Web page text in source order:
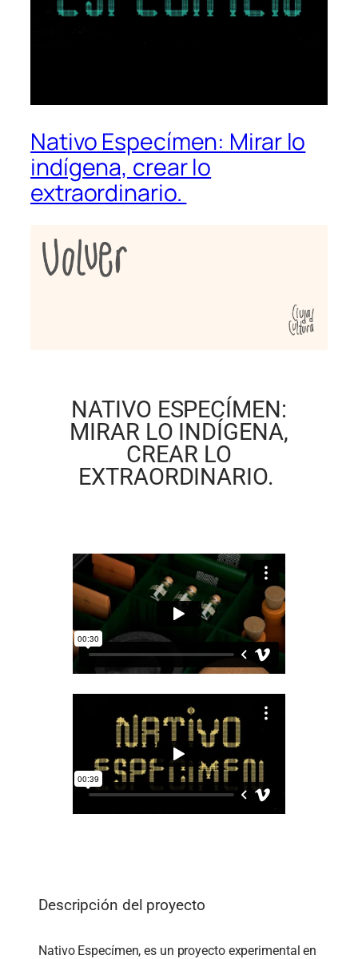
Nativo Especímen: Mirar lo
indígena, crear lo
extraordinario.
NATIVO ESPECÍMEN:
MIRAR LO INDÍGENA,
CREAR LO
EXTRAORDINARIO.
Descripción del proyecto
Nativo Especímen, es un proyecto experimental en